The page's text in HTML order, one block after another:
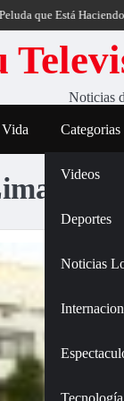
Haciendo Reír a
Noticias
Categorias
Videos
Deportes
Noticias